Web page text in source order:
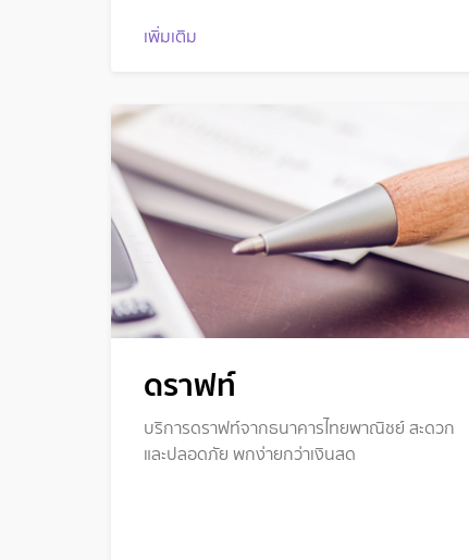
เพิ่มเติม
ดราฟท์
บริการดราฟท์จากธนาคารไทยพาณิชย์ สะดวก
และปลอดภัย พกง่ายกว่าเงินสด